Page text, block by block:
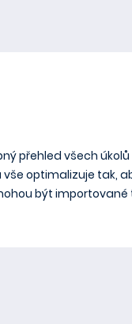
přehled všech úkolů
optimalizuje tak,
být